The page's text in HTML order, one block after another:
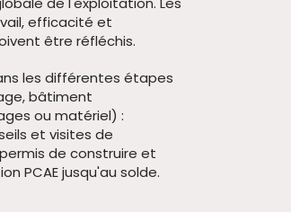
efficacité et
être réfléchis.
les différentes étapes
bâtiment
ou matériel) :
et visites de
de construire et
PCAE jusqu'au solde.